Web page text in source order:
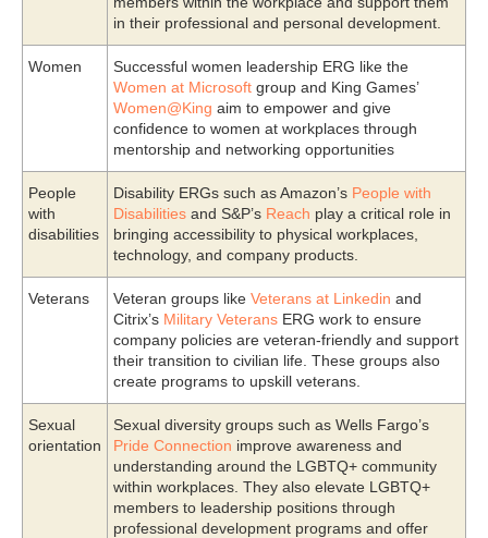
in their professional and personal development.
Women
Successful women leadership ERG like the
Women at Microsoft group and King Games’
Women@King aim to empower and give
confidence to women at workplaces through
mentorship and networking opportunities
People
with
disabilities
Disability ERGs such as Amazon’s People with
Disabilities and S&P’s Reach play a critical role in
bringing accessibility to physical workplaces,
technology, and company products.
Veterans Veteran groups like Veterans at Linkedin and
Citrix’s Military Veterans ERG work to ensure
company policies are veteran-friendly and support
their transition to civilian life. These groups also
create programs to upskill veterans.
Sexual
orientation
Sexual diversity groups such as Wells Fargo’s
Pride Connection improve awareness and
understanding around the LGBTQ+ community
within workplaces. They also elevate LGBTQ+
members to leadership positions through
professional development programs and offer